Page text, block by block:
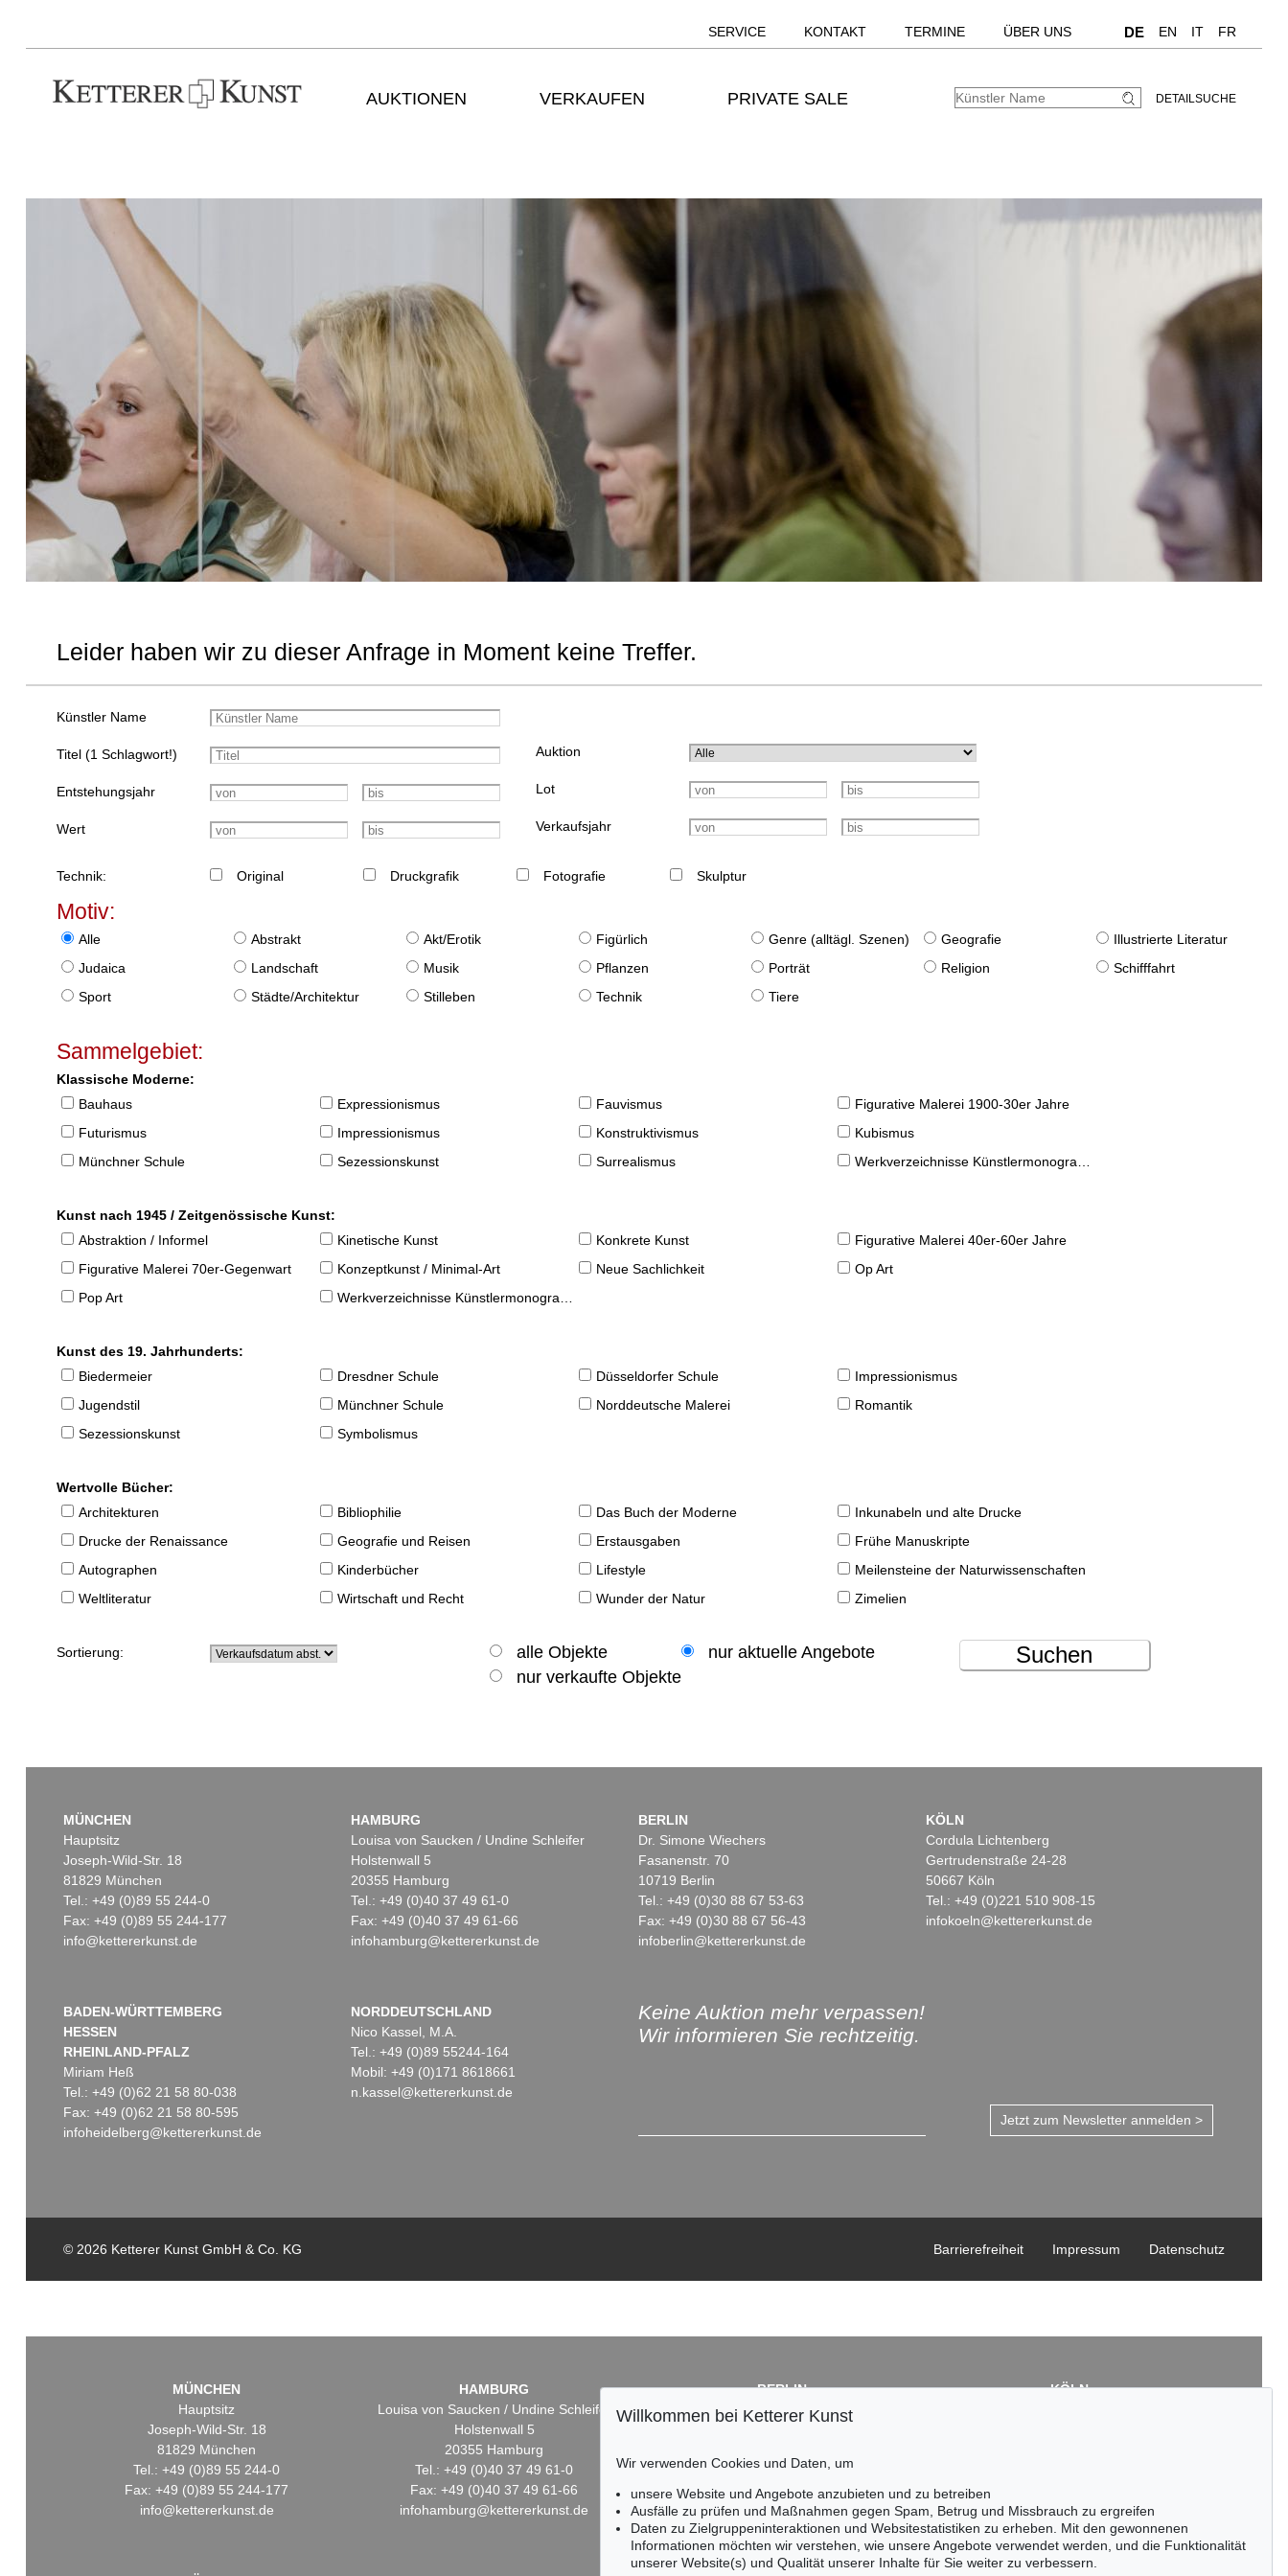
SERVICE KONTAKT TERMINE ÜBER UNS DE EN IT FR
AUKTIONEN VERKAUFEN PRIVATE SALE DETAILSUCHE
Leider haben wir zu dieser Anfrage in Moment keine Treffer.
Künstler Name
Titel (1 Schlagwort!)
Entstehungsjahr
Wert
Auktion
Lot
Verkaufsjahr
Technik: Original Druckgrafik Fotografie Skulptur
Motiv:
Alle Abstrakt Akt/Erotik Figürlich Genre (alltägl. Szenen) Geografie
Illustrierte Literatur
Judaica
Landschaft Musik Pflanzen Porträt Religion
Schifffahrt
Sport
Städte/Architektur Stilleben Technik Tiere
Sammelgebiet:
Klassische Moderne:
Bauhaus
Expressionismus Fauvismus
Figurative Malerei 1900-30er Jahre
Futurismus
Impressionismus Konstruktivismus
Kubismus
Münchner Schule
Sezessionskunst Surrealismus Werkverzeichnisse Künstlermonographien
Kunst nach 1945 / Zeitgenössische Kunst:
Abstraktion / Informel
Kinetische Kunst Konkrete Kunst
Figurative Malerei 40er-60er Jahre
Figurative Malerei 70er-Gegenwart
Konzeptkunst / Minimal-Art Neue Sachlichkeit
Op Art
Pop Art
Werkverzeichnisse Künstlermonographien
Kunst des 19. Jahrhunderts:
Biedermeier
Dresdner Schule Düsseldorfer Schule
Impressionismus
Jugendstil
Münchner Schule Norddeutsche Malerei
Romantik
Sezessionskunst
Symbolismus
Wertvolle Bücher:
Architekturen
Bibliophilie Das Buch der Moderne
Inkunabeln und alte Drucke
Drucke der Renaissance
Geografie und Reisen Erstausgaben
Frühe Manuskripte
Autographen
Kinderbücher Lifestyle
Meilensteine der Naturwissenschaften
Weltliteratur
Wirtschaft und Recht Wunder der Natur Zimelien
Sortierung: alle Objekte
nur aktuelle Angebote
nur verkaufte Objekte
Suchen
MÜNCHEN
Hauptsitz
Joseph-Wild-Str. 18
81829 München
Tel.: +49 (0)89 55 244-0
Fax: +49 (0)89 55 244-177
info@kettererkunst.de
HAMBURG
Louisa von Saucken / Undine Schleifer
Holstenwall 5
20355 Hamburg
Tel.: +49 (0)40 37 49 61-0
Fax: +49 (0)40 37 49 61-66
infohamburg@kettererkunst.de
BERLIN
Dr. Simone Wiechers
Fasanenstr. 70
10719 Berlin
Tel.: +49 (0)30 88 67 53-63
Fax: +49 (0)30 88 67 56-43
infoberlin@kettererkunst.de
KÖLN
Cordula Lichtenberg
Gertrudenstraße 24-28
50667 Köln
Tel.: +49 (0)221 510 908-15
infokoeln@kettererkunst.de
BADEN-WÜRTTEMBERG
HESSEN
RHEINLAND-PFALZ
Miriam Heß
Tel.: +49 (0)62 21 58 80-038
Fax: +49 (0)62 21 58 80-595
infoheidelberg@kettererkunst.de
NORDDEUTSCHLAND
Nico Kassel, M.A.
Tel.: +49 (0)89 55244-164
Mobil: +49 (0)171 8618661
n.kassel@kettererkunst.de
Keine Auktion mehr verpassen!
Wir informieren Sie rechtzeitig.
Jetzt zum Newsletter anmelden >
© 2026 Ketterer Kunst GmbH & Co. KG Datenschutz
Impressum
Barrierefreiheit
MÜNCHEN
Hauptsitz
Joseph-Wild-Str. 18
81829 München
Tel.: +49 (0)89 55 244-0
Fax: +49 (0)89 55 244-177
info@kettererkunst.de
HAMBURG
Louisa von Saucken / Undine Schleifer
Holstenwall 5
20355 Hamburg
Tel.: +49 (0)40 37 49 61-0
Fax: +49 (0)40 37 49 61-66
infohamburg@kettererkunst.de
BERLIN
Dr. Simone Wiechers
Tel.: +49 (0)30 88 67 53-63
Fax: +49 (0)30 88 67 56-43
infoberlin@kettererkunst.de
KÖLN
infokoeln@kettererkunst.de
Willkommen bei Ketterer Kunst
Wir verwenden Cookies und Daten, um
unsere Website und Angebote anzubieten und zu betreiben
Ausfälle zu prüfen und Maßnahmen gegen Spam, Betrug und Missbrauch zu ergreifen
Daten zu Zielgruppeninteraktionen und Websitestatistiken zu erheben. Mit den gewonnenen
Informationen möchten wir verstehen, wie unsere Angebote verwendet werden, und die Funktionalität
unserer Website(s) und Qualität unserer Inhalte für Sie weiter zu verbessern.